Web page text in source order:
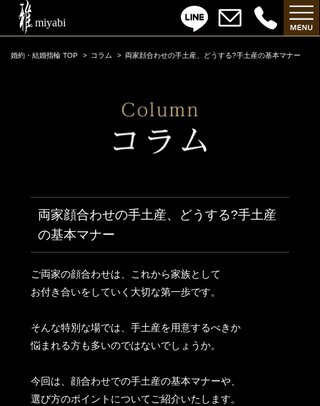
婚約・結婚指輪 TOP コラム 両家顔合わせの手土産、どうする?手土産の基本マナー
両家顔合わせの手土産、どうする?手土産
の基本マナー
ご両家の顔合わせは、これから家族として
お付き合いをしていく大切な第一歩です。
そんな特別な場では、手土産を用意するべきか
悩まれる方も多いのではないでしょうか。
今回は、顔合わせでの手土産の基本マナーや、
選び方のポイントについてご紹介いたします。